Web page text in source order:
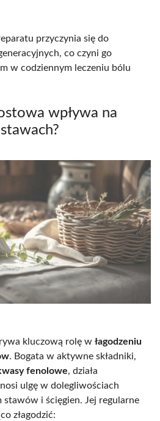
przyczynia się do
co czyni go
w codziennym leczeniu bólu
wpływa na
kluczową rolę w łagodzeniu
. Bogata w aktywne składniki,
fenolowe, działa
ulgę w dolegliwościach
stawów i ścięgien. Jej regularne
złagodzić: